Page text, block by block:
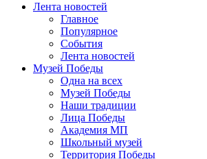
Лента новостей
Главное
Популярное
События
Лента новостей
Музей Победы
Одна на всех
Музей Победы
Наши традиции
Лица Победы
Академия МП
Школьный музей
Территория Победы